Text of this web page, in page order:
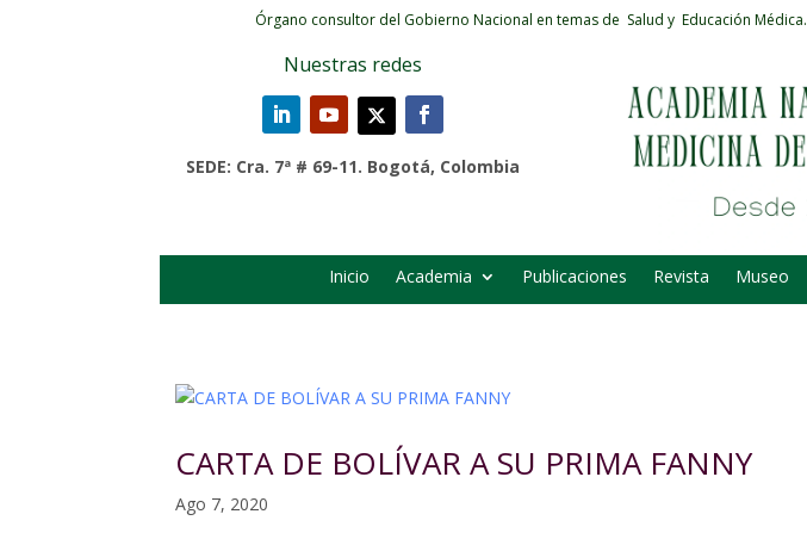
Órgano consultor del Gobierno Nacional en temas de Salud y Educación Médica.
Nuestras redes
SEDE: Cra. 7ª # 69-11. Bogotá, Colombia
Inicio Academia Publicaciones Revista Museo
CARTA DE BOLÍVAR A SU PRIMA FANNY
Ago 7, 2020